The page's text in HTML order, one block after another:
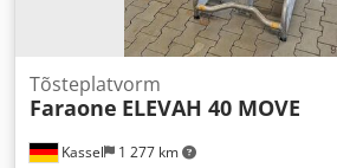
Kassel 1 277 km
Tõsteplatvorm
Faraone ELEVAH 40 MOVE